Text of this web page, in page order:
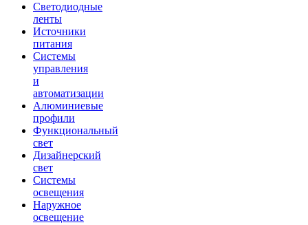
Светодиодные
ленты
Источники
питания
Системы
управления
и
автоматизации
Алюминиевые
профили
Функциональный
свет
Дизайнерский
свет
Системы
освещения
Наружное
освещение